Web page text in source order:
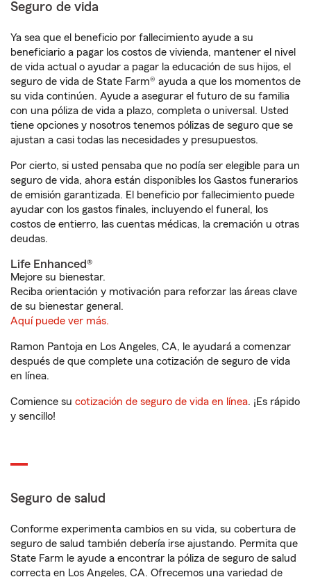
Seguro de vida
Ya sea que el beneficio por fallecimiento ayude a su
beneficiario a pagar los costos de vivienda, mantener el nivel
de vida actual o ayudar a pagar la educación de sus hijos, el
seguro de vida de State Farm® ayuda a que los momentos de
su vida continúen. Ayude a asegurar el futuro de su familia
con una póliza de vida a plazo, completa o universal. Usted
tiene opciones y nosotros tenemos pólizas de seguro que se
ajustan a casi todas las necesidades y presupuestos.
Por cierto, si usted pensaba que no podía ser elegible para un
seguro de vida, ahora están disponibles los Gastos funerarios
de emisión garantizada. El beneficio por fallecimiento puede
ayudar con los gastos finales, incluyendo el funeral, los
costos de entierro, las cuentas médicas, la cremación u otras
deudas.
Life Enhanced®
Mejore su bienestar.
Reciba orientación y motivación para reforzar las áreas clave
de su bienestar general.
Aquí puede ver más.
Ramon Pantoja en Los Angeles, CA, le ayudará a comenzar
después de que complete una cotización de seguro de vida
en línea.
Comience su cotización de seguro de vida en línea. ¡Es rápido
y sencillo!
Seguro de salud
Conforme experimenta cambios en su vida, su cobertura de
seguro de salud también debería irse ajustando. Permita que
State Farm le ayude a encontrar la póliza de seguro de salud
correcta en Los Angeles, CA. Ofrecemos una variedad de